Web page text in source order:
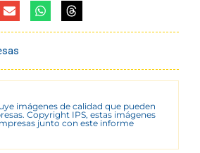
imágenes de calidad que pueden
Copyright IPS, estas imágenes
junto con este informe